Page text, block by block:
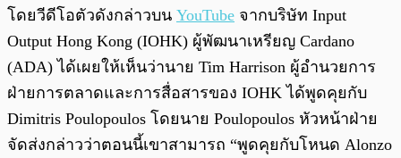
โดยวีดีโอตัวดังกล่าวบน YouTube จากบริษัท Input
Output Hong Kong (IOHK) ผู้พัฒนาเหรียญ Cardano
(ADA) ได้เผยให้เห็นว่านาย Tim Harrison ผู้อำนวยการ
ฝ่ายการตลาดและการสื่อสารของ IOHK ได้พูดคุยกับ
Dimitris Poulopoulos โดยนาย Poulopoulos หัวหน้าฝ่าย
จัดส่งกล่าวว่าตอนนี้เขาสามารถ “พูดคุยกับโหนด Alonzo